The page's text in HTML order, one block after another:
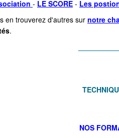
- LE SCORE - Les
en trouverez d'autres sur notre
.
NOS